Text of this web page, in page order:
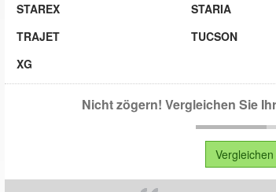
STAREX
STARIA
TRAJET
TUCSON
XG
Nicht zögern! Vergleichen Sie